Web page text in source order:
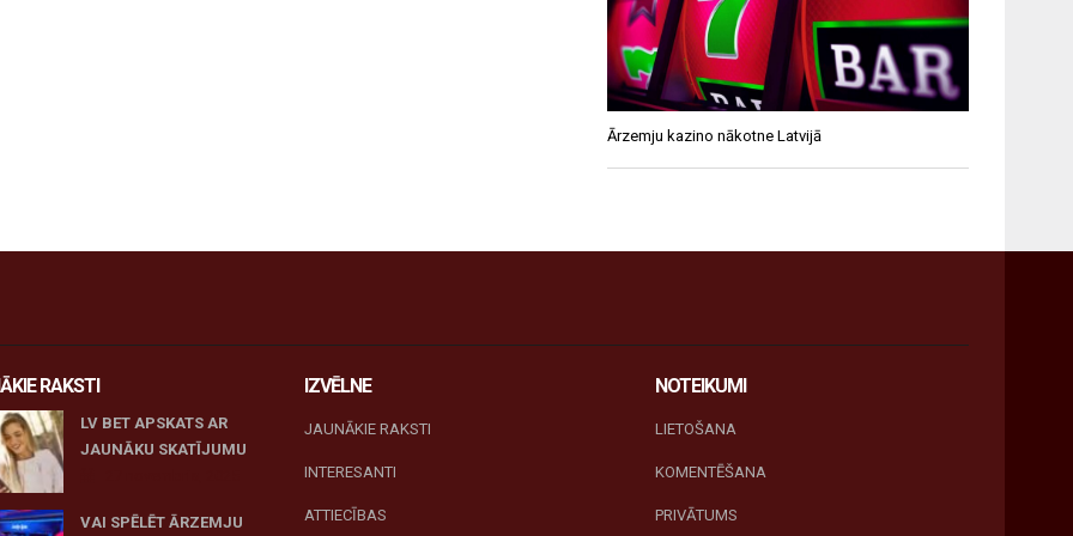
Ārzemju kazino nākotne Latvijā
RAKSTI
LV BET APSKATS AR
JAUNĀKU SKATĪJUMU
VAI SPĒLĒT ĀRZEMJU
IZVĒLNE
JAUNĀKIE RAKSTI
INTERESANTI
ATTIECĪBAS
NOTEIKUMI
LIETOŠANA
KOMENTĒŠANA
PRIVĀTUMS